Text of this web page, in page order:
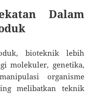
Dalam
bioteknik lebih
molekuler, genetika,
organisme
melibatkan teknik